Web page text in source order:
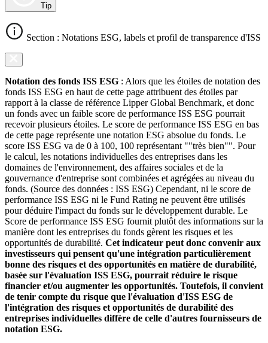
Tip
Section : Notations ESG, labels et profil de transparence d'ISS
Notation des fonds ISS ESG : Alors que les étoiles de notation des
fonds ISS ESG en haut de cette page attribuent des étoiles par
rapport à la classe de référence Lipper Global Benchmark, et donc
un fonds avec un faible score de performance ISS ESG pourrait
recevoir plusieurs étoiles. Le score de performance ISS ESG en bas
de cette page représente une notation ESG absolue du fonds. Le
score ISS ESG va de 0 à 100, 100 représentant ""très bien"". Pour
le calcul, les notations individuelles des entreprises dans les
domaines de l'environnement, des affaires sociales et de la
gouvernance d'entreprise sont combinées et agrégées au niveau du
fonds. (Source des données : ISS ESG) Cependant, ni le score de
performance ISS ESG ni le Fund Rating ne peuvent être utilisés
pour déduire l'impact du fonds sur le développement durable. Le
Score de performance ISS ESG fournit plutôt des informations sur la
manière dont les entreprises du fonds gèrent les risques et les
opportunités de durabilité. Cet indicateur peut donc convenir aux
investisseurs qui pensent qu'une intégration particulièrement
bonne des risques et des opportunités en matière de durabilité,
basée sur l'évaluation ISS ESG, pourrait réduire le risque
financier et/ou augmenter les opportunités. Toutefois, il convient
de tenir compte du risque que l'évaluation d'ISS ESG de
l'intégration des risques et opportunités de durabilité des
entreprises individuelles diffère de celle d'autres fournisseurs de
notation ESG.